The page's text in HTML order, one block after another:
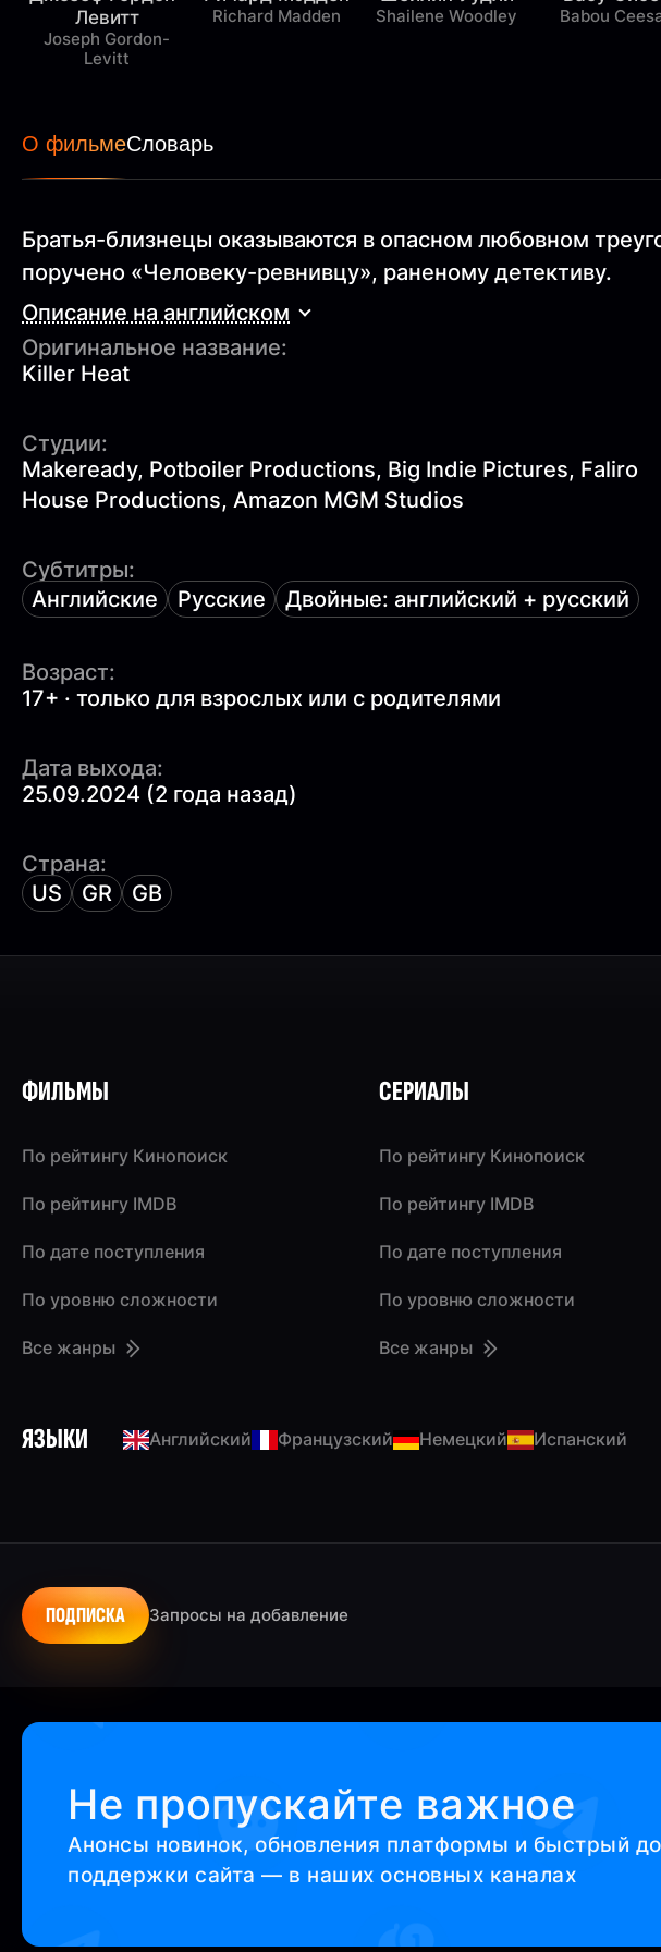
Левитт
Joseph Gordon-
Levitt
Richard Madden Shailene Woodley Babou
О фильмеСловарь
Братья-близнецы оказываются в опасном любовном
поручено «Человеку-ревнивцу», раненому детективу.
Описание на английском
Оригинальное название:
Killer Heat
Студии:
Makeready, Potboiler Productions, Big Indie Pictures, Faliro
House Productions, Amazon MGM Studios
Субтитры:
Английские
Русские Двойные: английский + русский
Возраст:
17+ · только для взрослых или с родителями
Дата выхода:
25.09.2024 (2 года назад)
Страна:
US
GR GB
ЯЗЫКИ Английский Французский Немецкий Испанский
ФИЛЬМЫ
По рейтингу Кинопоиск
По рейтингу IMDB
По дате поступления
По уровню сложности
Все жанры
СЕРИАЛЫ
По рейтингу Кинопоиск
По рейтингу IMDB
По дате поступления
По уровню сложности
Все жанры
Запросы на добавление
ПОДПИСКА
Не пропускайте важное
Анонсы новинок, обновления платформы и быстрый
поддержки сайта — в наших основных каналах